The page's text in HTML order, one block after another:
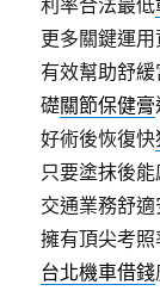
利率合法最低
更多關鍵運
有效幫助舒
礎關節保健膏
好術後恢復快
只要塗抹後
交通業務舒
擁有頂尖考
台北機車借錢